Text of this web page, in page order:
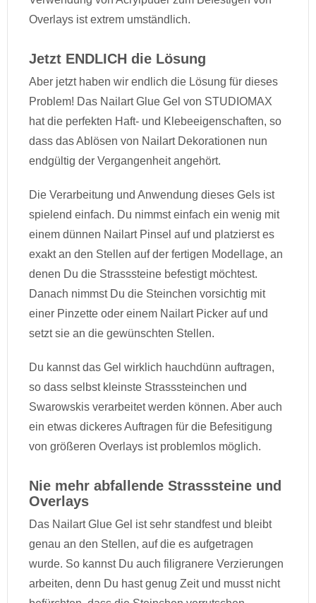
Overlays ist extrem umständlich.
Jetzt ENDLICH die Lösung
Aber jetzt haben wir endlich die Lösung für dieses
Problem! Das Nailart Glue Gel von STUDIOMAX
hat die perfekten Haft- und Klebeeigenschaften, so
dass das Ablösen von Nailart Dekorationen nun
endgültig der Vergangenheit angehört.
Die Verarbeitung und Anwendung dieses Gels ist
spielend einfach. Du nimmst einfach ein wenig mit
einem dünnen Nailart Pinsel auf und platzierst es
exakt an den Stellen auf der fertigen Modellage, an
denen Du die Strasssteine befestigt möchtest.
Danach nimmst Du die Steinchen vorsichtig mit
einer Pinzette oder einem Nailart Picker auf und
setzt sie an die gewünschten Stellen.
Du kannst das Gel wirklich hauchdünn auftragen,
so dass selbst kleinste Strasssteinchen und
Swarowskis verarbeitet werden können. Aber auch
ein etwas dickeres Auftragen für die Befesitigung
von größeren Overlays ist problemlos möglich.
Nie mehr abfallende Strasssteine und
Overlays
Das Nailart Glue Gel ist sehr standfest und bleibt
genau an den Stellen, auf die es aufgetragen
wurde. So kannst Du auch filigranere Verzierungen
arbeiten, denn Du hast genug Zeit und musst nicht